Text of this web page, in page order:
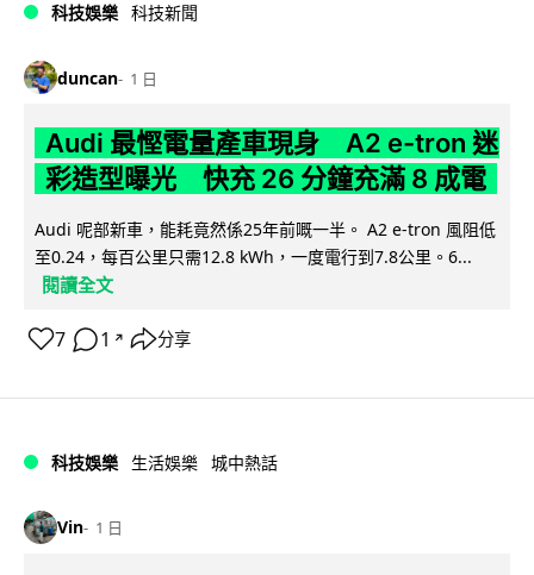
科技娛樂 科技新聞
duncan 1 日
Audi 最慳電量產車現身 A2 e-tron 迷
彩造型曝光 快充 26 分鐘充滿 8 成電
Audi 呢部新車，能耗竟然係25年前嘅一半。 A2 e-tron 風阻低
至0.24，每百公里只需12.8 kWh，一度電行到7.8公里。6...
閱讀全文
7 1 ↗ 分享
科技娛樂 生活娛樂 城中熱話
Vin 1 日